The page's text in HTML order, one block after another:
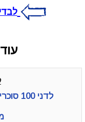
עוד
לדני 100 סוכריות גומי דני אכל 53 סוכריות גומי